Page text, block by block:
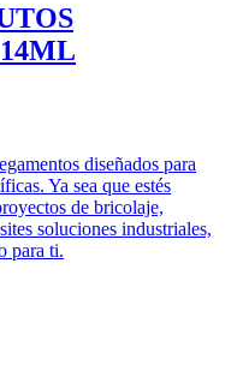
diseñados para
Ya sea que estés
de bricolaje,
soluciones industriales,
para ti.